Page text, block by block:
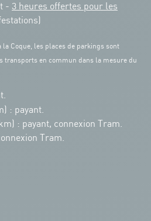
- 3 heures offertes pour les
la Coque, les places de parkings sont
transports en commun dans la mesure du
: payant.
: payant, connexion Tram.
Tram.
BY 3.0. Data by OpenStreetMap, under